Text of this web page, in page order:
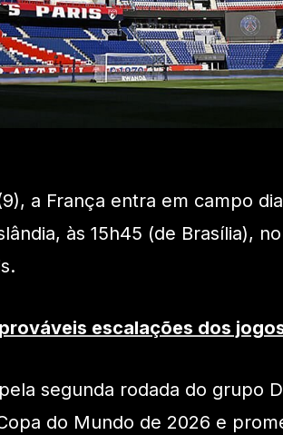
a França entra em campo
às 15h45 (de Brasília),
escalações dos
segunda rodada do grupo
do Mundo de 2026 e